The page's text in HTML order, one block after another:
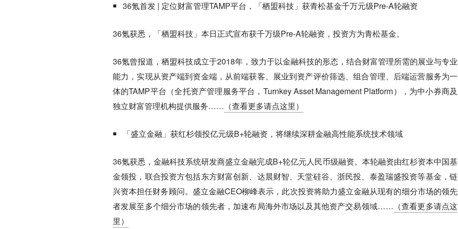
36氪首发 | 定位财富管理TAMP平台，「栖盟科技」获青松基金千万元级Pre-A轮融资
36氪获悉，「栖盟科技」本日正式宣布获千万级Pre-A轮融资，投资方为青松基金。
36氪曾报道，栖盟科技成立于2018年，致力于以金融科技的形态，结合财富管理所需的展业与专业
能力，实现从资产端到资金端，从前端获客、展业到资产评价筛选、组合管理、后端运营服务为一
体的TAMP平台（全托资产管理服务平台，Turnkey Asset Management Platform），为中小券商及
独立财富管理机构提供服务…… （查看更多请点这里）
「盛立金融」获红杉领投亿元级B+轮融资，将继续深耕金融高性能系统技术领域
36氪获悉，金融科技系统研发商盛立金融完成B+轮亿元人民币级融资。本轮融资由红杉资本中国基
金领投，联合投资方包括东方财富创新、达晨财智、天堂硅谷、浙民投、泰盈瑞盛投资等基金，链
兴资本担任财务顾问。盛立金融CEO柳峰表示，此次投资将助力盛立金融从现有的细分市场的领先
者发展至多个细分市场的领先者，加速布局海外市场以及其他资产交易领域…… （查看更多请点这
里）